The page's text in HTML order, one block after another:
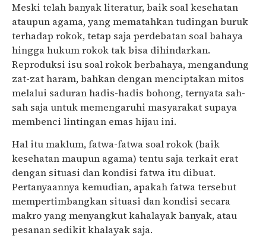
Meski telah banyak literatur, baik soal kesehatan
ataupun agama, yang mematahkan tudingan buruk
terhadap rokok, tetap saja perdebatan soal bahaya
hingga hukum rokok tak bisa dihindarkan.
Reproduksi isu soal rokok berbahaya, mengandung
zat-zat haram, bahkan dengan menciptakan mitos
melalui saduran hadis-hadis bohong, ternyata sah-
sah saja untuk memengaruhi masyarakat supaya
membenci lintingan emas hijau ini.
Hal itu maklum, fatwa-fatwa soal rokok (baik
kesehatan maupun agama) tentu saja terkait erat
dengan situasi dan kondisi fatwa itu dibuat.
Pertanyaannya kemudian, apakah fatwa tersebut
mempertimbangkan situasi dan kondisi secara
makro yang menyangkut kahalayak banyak, atau
pesanan sedikit khalayak saja.